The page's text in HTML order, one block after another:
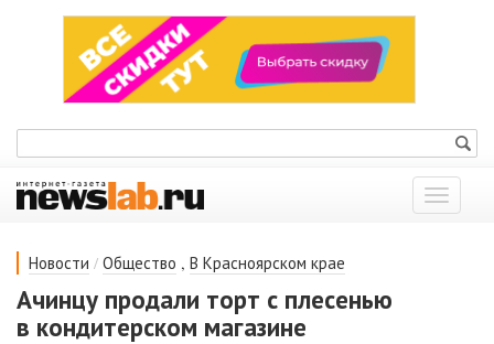
Показать
меню
Новости / Общество , В Красноярском крае
Ачинцу продали торт с плесенью
в кондитерском магазине